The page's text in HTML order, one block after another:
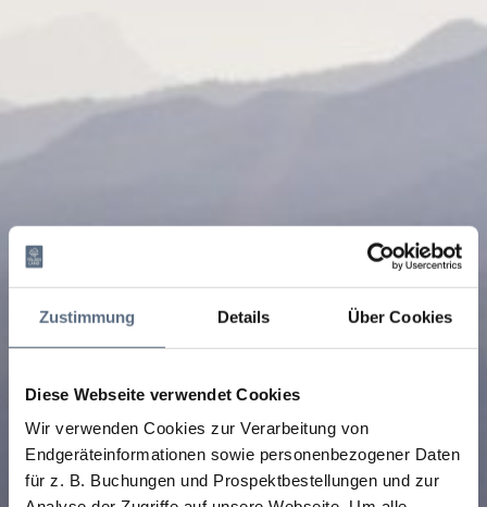
Zustimmung Details Über Cookies
Diese Webseite verwendet Cookies
Wir verwenden Cookies zur Verarbeitung von
Endgeräteinformationen sowie personenbezogener Daten
für z. B. Buchungen und Prospektbestellungen und zur